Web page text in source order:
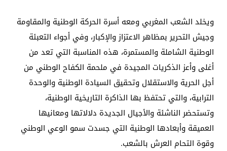
ويخلد الشعب المغربي ومعه أسرة الحركة الوطنية والمقاومة
وجيش التحرير بمظاهر الاعتزاز والإكبار، وفي أجواء التعبئة
الوطنية الشاملة والمستمرة، هذه المناسبة التي تعد من
أغلى وأعز الذكريات المجيدة في ملحمة الكفاح الوطني من
أجل الحرية والاستقلال وتحقيق السيادة الوطنية والوحدة
الترابية، والتي تحتفظ بها الذاكرة التاريخية الوطنية،
وتستحضر الناشئة والأجيال الجديدة دلالاتها ومعانيها
العميقة وأبعادها الوطنية التي جسدت سمو الوعي الوطني
وقوة التحام العرش بالشعب.